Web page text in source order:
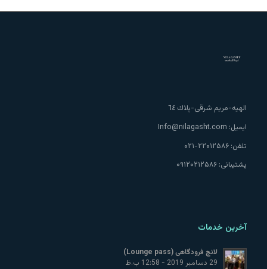
الهيه-مريم شرقى-پلاك ٦٤
ایمیل: Info@nilagasht.com
تلفن:
پشتیبانی:
آخرین خدمات
لانج فرودگاهی (Lounge pass)
29 دسامبر 2019 - 12:58 ب.ظ